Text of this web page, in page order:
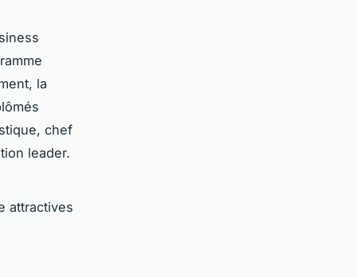
la
chef
leader.
attractives